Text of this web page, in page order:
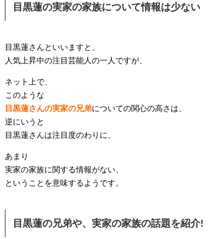
目黒蓮の実家の家族について情報は少ない
目黒蓮さんといいますと、
人気上昇中の注目芸能人の一人ですが、
ネット上で、
このような
目黒蓮さんの実家の兄弟についての関心の高さは、
逆にいうと
目黒蓮さんは注目度のわりに、
あまり
実家の家族に関する情報がない、
ということを意味するようです。
目黒蓮の兄弟や、実家の家族の話題を紹介!